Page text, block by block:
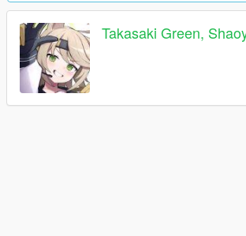
Takasaki Green,